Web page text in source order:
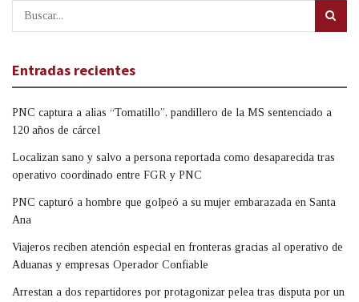
Entradas recientes
PNC captura a alias “Tomatillo”, pandillero de la MS sentenciado a
120 años de cárcel
Localizan sano y salvo a persona reportada como desaparecida tras
operativo coordinado entre FGR y PNC
PNC capturó a hombre que golpeó a su mujer embarazada en Santa
Ana
Viajeros reciben atención especial en fronteras gracias al operativo de
Aduanas y empresas Operador Confiable
Arrestan a dos repartidores por protagonizar pelea tras disputa por un